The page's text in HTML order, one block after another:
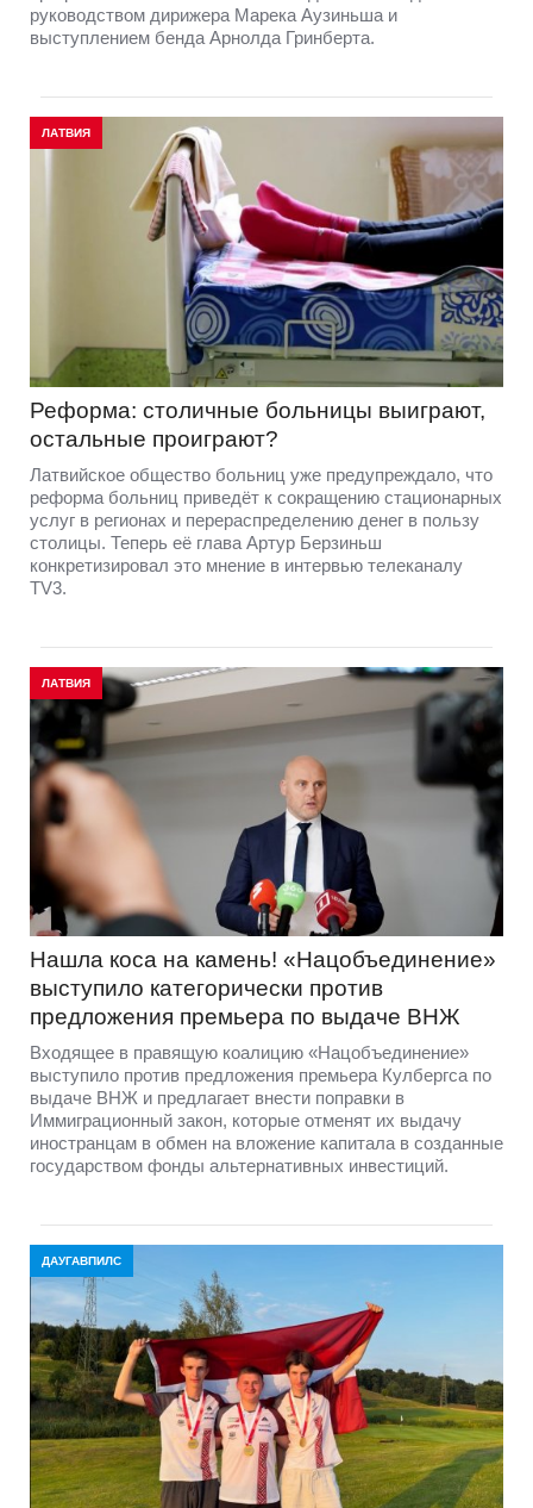
руководством дирижера Марека Аузиньша и
выступлением бенда Арнолда Гринберта.
ЛАТВИЯ
Реформа: столичные больницы выиграют,
остальные проиграют?
Латвийское общество больниц уже предупреждало, что
реформа больниц приведёт к сокращению стационарных
услуг в регионах и перераспределению денег в пользу
столицы. Теперь её глава Артур Берзиньш
конкретизировал это мнение в интервью телеканалу
TV3.
ЛАТВИЯ
Нашла коса на камень! «Нацобъединение»
выступило категорически против
предложения премьера по выдаче ВНЖ
Входящее в правящую коалицию «Нацобъединение»
выступило против предложения премьера Кулбергса по
выдаче ВНЖ и предлагает внести поправки в
Иммиграционный закон, которые отменят их выдачу
иностранцам в обмен на вложение капитала в созданные
государством фонды альтернативных инвестиций.
ДАУГАВПИЛС